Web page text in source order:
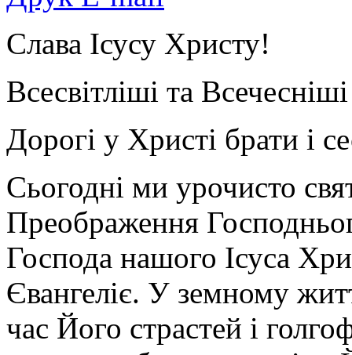
Слава Ісусу Христу!
Всесвітліші та
Дорогі у Христі брати і
Сьогодні ми урочисто
Преображення
Господа нашого Ісуса
Євангеліє. У земному
час Його страстей і